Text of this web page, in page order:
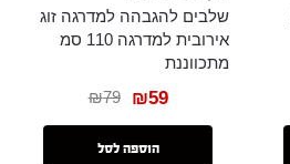
שלבים להגבהה למדרגה זוג
אירובית למדרגה 110 סמ
מתכווננת
₪79 ₪59
הוספה לסל